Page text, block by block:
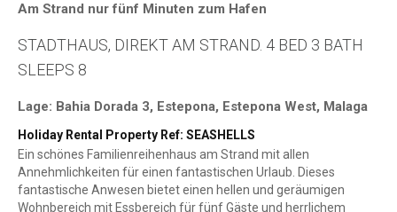
Am Strand nur fünf Minuten zum Hafen
STADTHAUS, DIREKT AM STRAND. 4 BED 3 BATH
SLEEPS 8
Lage: Bahia Dorada 3, Estepona, Estepona West, Malaga
Holiday Rental Property Ref: SEASHELLS
Ein schönes Familienreihenhaus am Strand mit allen
Annehmlichkeiten für einen fantastischen Urlaub. Dieses
fantastische Anwesen bietet einen hellen und geräumigen
Wohnbereich mit Essbereich für fünf Gäste und herrlichem